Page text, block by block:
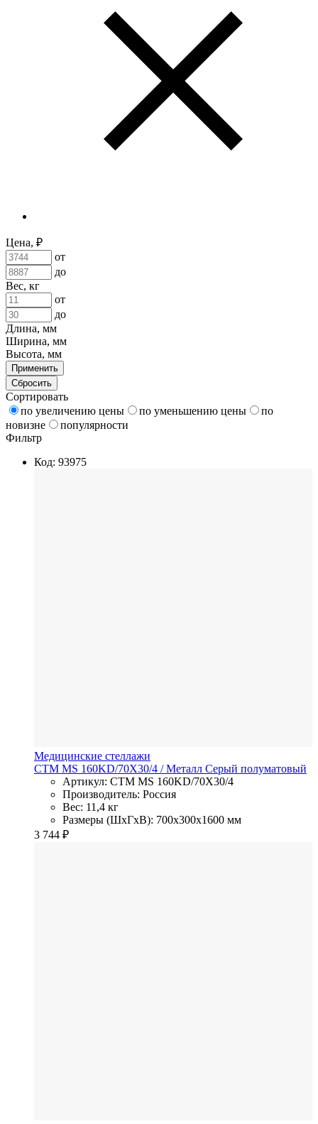
Цена, ₽
от
до
Вес, кг
от
до
Длина, мм
Ширина, мм
Высота, мм
Применить
Сбросить
Сортировать
по увеличению цены
по уменьшению цены
по
новизне
популярности
Фильтр
Код: 93975
Медицинские стеллажи
СТМ MS 160KD/70Х30/4 / Металл Серый полуматовый
Артикул: СТМ MS 160KD/70Х30/4
Производитель: Россия
Вес: 11,4 кг
Размеры (ШхГхВ): 700x300x1600 мм
3 744 ₽